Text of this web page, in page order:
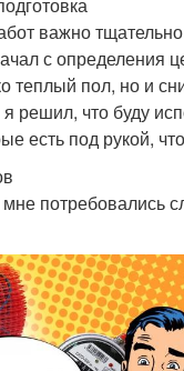
важно
с определения
теплый пол, но и
решил, что буду
есть под рукой,
потребовались